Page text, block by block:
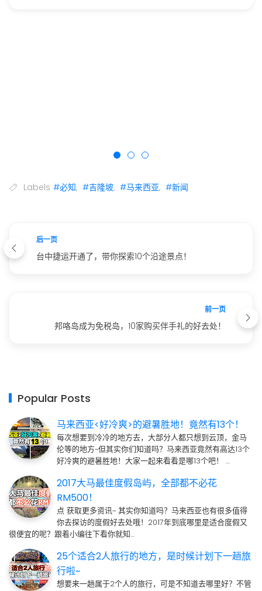
Labels #必知, #吉隆坡, #马来西亚, #新闻
后一页
台中捷运开通了，带你探索10个沿途景点！
前一页
邦咯岛成为免税岛，10家购买伴手礼的好去处！
Popular Posts
马来西亚<好冷爽>的避暑胜地！竟然有13个！
每次想要到冷冷的地方去，大部分人都只想到云顶，金马
伦等的地方~但其实你们知道吗？马来西亚竟然有高达13个
好冷爽的避暑胜地！大家一起来看看是哪13个吧！ …
2017大马最佳度假岛屿，全部都不必花
RM500！
点 获取更多资讯~ 其实你知道吗？马来西亚也有很多值得
你去探访的度假好去处哦！2017年到底哪里是适合度假又
很便宜的呢？跟着小编往下看你就知…
25个适合2人旅行的地方，是时候计划下一趟旅
行啦~
想要来一趟属于2个人的旅行，可是不知道去哪里好？不管